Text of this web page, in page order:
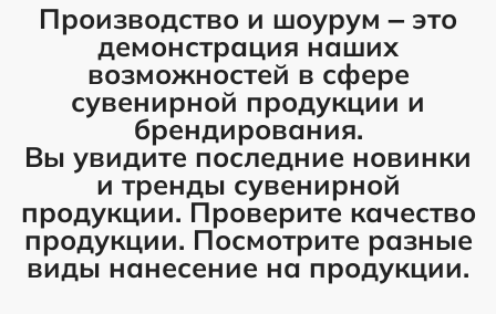
Производство и шоурум – это
демонстрация наших
возможностей в сфере
сувенирной продукции и
брендирования.
Вы увидите последние новинки
и тренды сувенирной
продукции. Проверите качество
продукции. Посмотрите разные
виды нанесение на продукции.